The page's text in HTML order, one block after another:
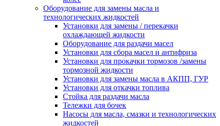
Оборудование для замены масла и
технологических жидкостей
Установки для замены / перекачки
охлаждающей жидкости
Оборудование для раздачи масел
Установки для сбора масел и антифриза
Установки для прокачки тормозов /замены
тормозной жидкости
Установки для замены масла в АКПП, ГУР
Установки для откачки топлива
Стойка для раздачи масла
Тележки для бочек
Насосы для масла, смазки и технологических
жидкостей